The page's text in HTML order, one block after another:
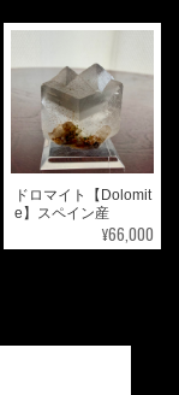
ドロマイト【Dolomit
e】スペイン産
¥66,000